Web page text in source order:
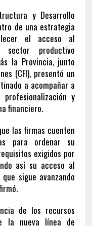
y Desarrollo
de una estrategia
el acceso al
productivo
la Provincia, junto
(CFI), presentó un
a acompañar a
y
financiero.
las firmas cuenten
para ordenar su
exigidos por
así su acceso al
sigue avanzando
de los recursos
la nueva línea de